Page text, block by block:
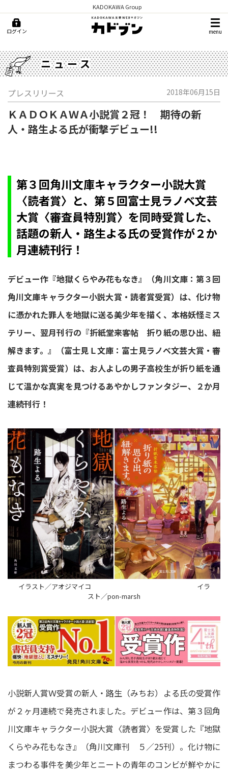
KADOKAWA Group
ログイン menu
ニュース
プレスリリース 2018年06月15日
ＫＡＤＯＫＡＷＡ小説賞２冠！ 期待の新
人・路生よる氏が衝撃デビュー!!
第３回角川文庫キャラクター小説大賞
〈読者賞〉と、第５回富士見ラノベ文芸
大賞〈審査員特別賞〉を同時受賞した、
話題の新人・路生よる氏の受賞作が２か
月連続刊行！
デビュー作『地獄くらやみ花もなき』（角川文庫：第３回
角川文庫キャラクター小説大賞・読者賞受賞）は、化け物
に憑かれた罪人を地獄に送る美少年を描く、本格妖怪ミス
テリー、翌月刊行の『折紙堂来客帖 折り紙の思ひ出、紐
解きます。』（富士見Ｌ文庫：富士見ラノベ文芸大賞・審
査員特別賞受賞）は、お人よしの男子高校生が折り紙を通
じて温かな真実を見つけるあやかしファンタジー、２か月
連続刊行！
イラスト／アオジマイコ イラ
スト／pon-marsh
小説新人賞Ｗ受賞の新人・路生（みちお）よる氏の受賞作
が２ヶ月連続で発売されました。デビュー作は、第３回角
川文庫キャラクター小説大賞〈読者賞〉を受賞した『地獄
くらやみ花もなき』（角川文庫刊 ５／25刊）。化け物に
まつわる事件を美少年とニートの青年のコンビが鮮やかに